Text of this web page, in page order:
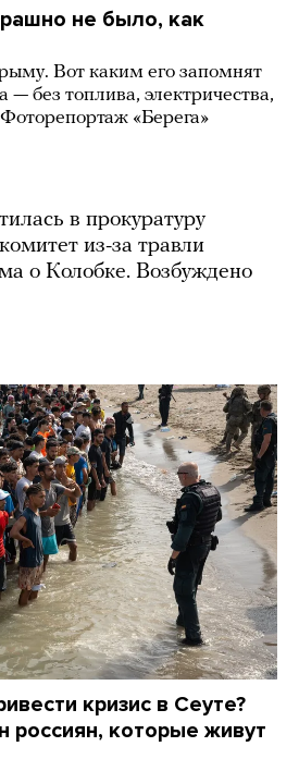
не было, как
Вот каким его запомнят
— без топлива, электричества,
«Берега»
в прокуратуру
из-за травли
о Колобке. Возбуждено
кризис в Сеуте?
россиян, которые живут